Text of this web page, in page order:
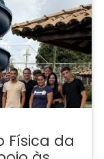
Física da